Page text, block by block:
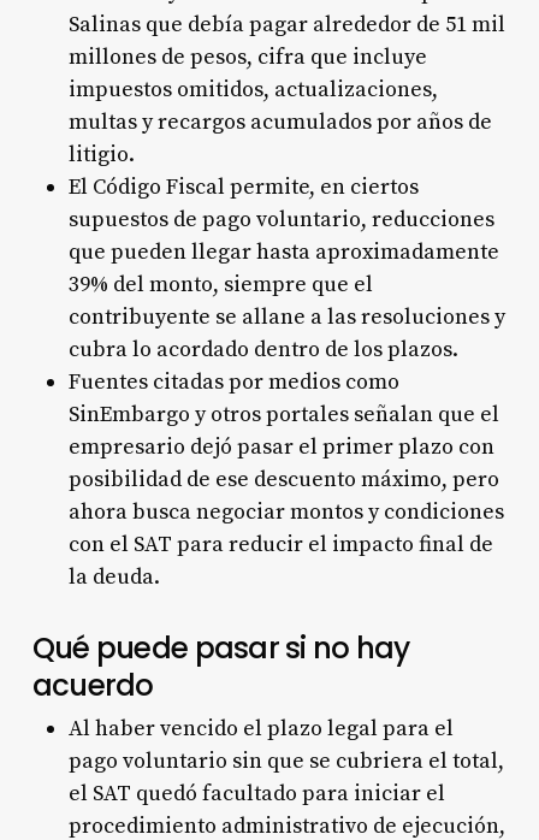
Salinas que debía pagar alrededor de 51 mil
millones de pesos, cifra que incluye
impuestos omitidos, actualizaciones,
multas y recargos acumulados por años de
litigio.​
El Código Fiscal permite, en ciertos
supuestos de pago voluntario, reducciones
que pueden llegar hasta aproximadamente
39% del monto, siempre que el
contribuyente se allane a las resoluciones y
cubra lo acordado dentro de los plazos.
Fuentes citadas por medios como
SinEmbargo y otros portales señalan que el
empresario dejó pasar el primer plazo con
posibilidad de ese descuento máximo, pero
ahora busca negociar montos y condiciones
con el SAT para reducir el impacto final de
la deuda.
Qué puede pasar si no hay
acuerdo
Al haber vencido el plazo legal para el
pago voluntario sin que se cubriera el total,
el SAT quedó facultado para iniciar el
procedimiento administrativo de ejecución,